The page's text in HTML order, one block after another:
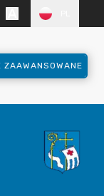
ZAAWANSOWANE